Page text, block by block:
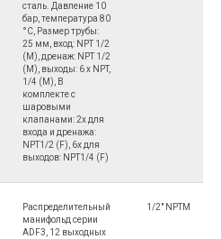
сталь. Давление 10
бар, температура 80
°C, Размер трубы:
25 мм, вход: NPT 1/2
(M), дренаж: NPT 1/2
(M), выходы: 6 x NPT,
1/4 (M), В
комплекте с
шаровыми
клапанами: 2х для
входа и дренажа:
NPT1/2 (F), 6х для
выходов: NPT1/4 (F)
Распределительный
манифольд серии
ADF3, 12 выходных
1/2" NPTM